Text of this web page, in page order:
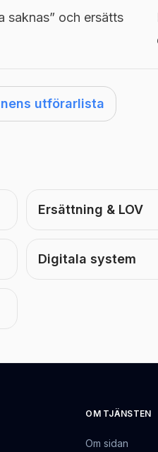
saknas” och ersätts
utförarlista
Ersättning & LOV
Digitala system
OM TJÄNSTEN
Om sidan